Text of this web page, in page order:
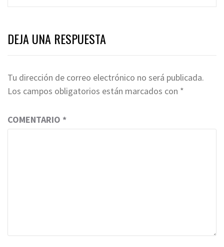
DEJA UNA RESPUESTA
Tu dirección de correo electrónico no será publicada.
Los campos obligatorios están marcados con *
COMENTARIO *